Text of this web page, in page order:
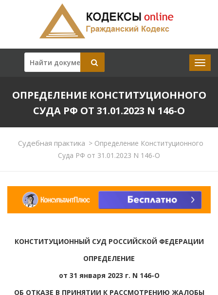
ОПРЕДЕЛЕНИЕ КОНСТИТУЦИОННОГО
СУДА РФ ОТ 31.01.2023 N 146-О
Судебная практика > Определение Конституционного
Суда РФ от 31.01.2023 N 146-О
КОНСТИТУЦИОННЫЙ СУД РОССИЙСКОЙ ФЕДЕРАЦИИ
ОПРЕДЕЛЕНИЕ
от 31 января 2023 г. N 146-О
ОБ ОТКАЗЕ В ПРИНЯТИИ К РАССМОТРЕНИЮ ЖАЛОБЫ